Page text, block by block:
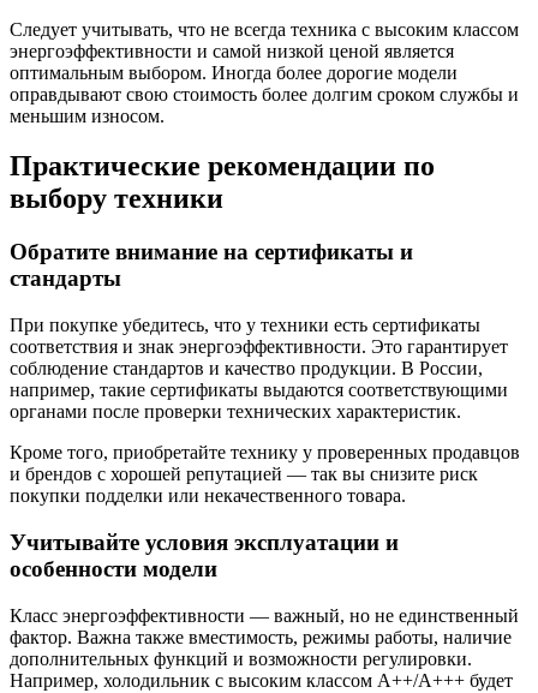
Следует учитывать, что не всегда техника с высоким классом
энергоэффективности и самой низкой ценой является
оптимальным выбором. Иногда более дорогие модели
оправдывают свою стоимость более долгим сроком службы и
меньшим износом.
Практические рекомендации по
выбору техники
Обратите внимание на сертификаты и
стандарты
При покупке убедитесь, что у техники есть сертификаты
соответствия и знак энергоэффективности. Это гарантирует
соблюдение стандартов и качество продукции. В России,
например, такие сертификаты выдаются соответствующими
органами после проверки технических характеристик.
Кроме того, приобретайте технику у проверенных продавцов
и брендов с хорошей репутацией — так вы снизите риск
покупки подделки или некачественного товара.
Учитывайте условия эксплуатации и
особенности модели
Класс энергоэффективности — важный, но не единственный
фактор. Важна также вместимость, режимы работы, наличие
дополнительных функций и возможности регулировки.
Например, холодильник с высоким классом A++/A+++ будет